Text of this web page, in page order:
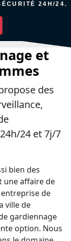
24H/24.
et
des
24 et 7j/7
bien des
une affaire de
de
ville de
gardiennage
option. Nous